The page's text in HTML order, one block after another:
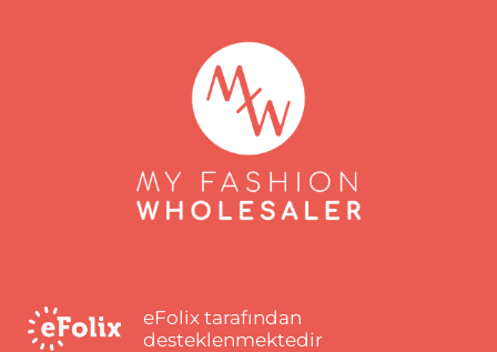
eFolix tarafından
desteklenmektedir